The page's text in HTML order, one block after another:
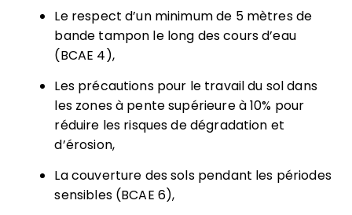
Le respect d’un minimum de 5 mètres de
bande tampon le long des cours d’eau
(BCAE 4),
Les précautions pour le travail du sol dans
les zones à pente supérieure à 10% pour
réduire les risques de dégradation et
d’érosion,
La couverture des sols pendant les périodes
sensibles (BCAE 6),